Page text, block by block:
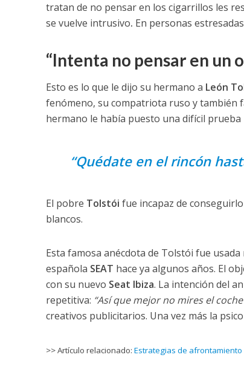
tratan de no pensar en los cigarrillos les
se vuelve intrusivo. En personas
“Intenta no pensar en un
Esto es lo que le dijo su hermano a León
fenómeno, su compatriota ruso y también
hermano le había puesto una difícil
“Quédate en el rincón
El pobre Tolstói fue incapaz de
blancos.
Esta famosa anécdota de Tolstói fue
española SEAT hace ya algunos años. El
con su nuevo Seat Ibiza. La intención del
repetitiva: “Así que mejor no mires el
creativos publicitarios. Una vez más la
>> Artículo relacionado: Estrategias de